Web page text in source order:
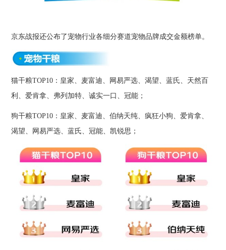
京东战报还公布了宠物行业各细分赛道宠物品牌成交金额榜单。
猫干粮TOP10：皇家、麦富迪、网易严选、渴望、蓝氏、天然百
利、爱肯拿、弗列加特、诚实一口、冠能；
狗干粮TOP10：皇家、麦富迪、伯纳天纯、疯狂小狗、爱肯拿、
渴望、网易严选、蓝氏、冠能、凯锐思；